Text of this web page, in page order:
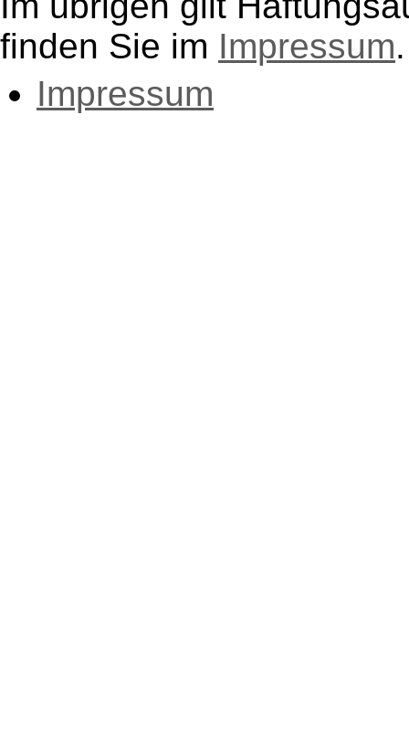
finden Sie im Impressum.
Impressum